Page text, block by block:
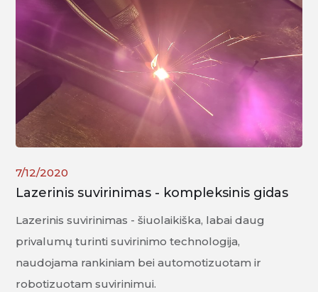
7/12/2020
Lazerinis suvirinimas - kompleksinis gidas
Lazerinis suvirinimas - šiuolaikiška, labai daug
privalumų turinti suvirinimo technologija,
naudojama rankiniam bei automotizuotam ir
robotizuotam suvirinimui.